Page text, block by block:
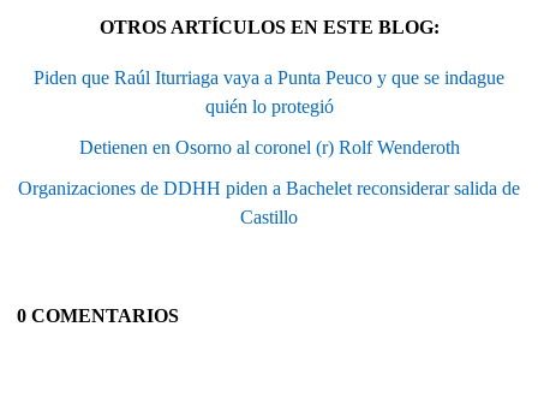
OTROS ARTÍCULOS EN ESTE BLOG:
Piden que Raúl Iturriaga vaya a Punta Peuco y que se indague
quién lo protegió
Detienen en Osorno al coronel (r) Rolf Wenderoth
Organizaciones de DDHH piden a Bachelet reconsiderar salida de
Castillo
0 COMENTARIOS